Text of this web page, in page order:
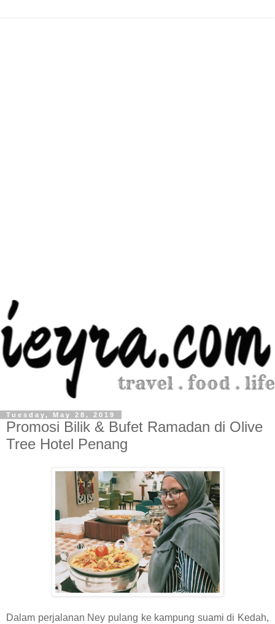
Tuesday, May 28, 2019
Promosi Bilik & Bufet Ramadan di Olive
Tree Hotel Penang
Dalam perjalanan Ney pulang ke kampung suami di Kedah,